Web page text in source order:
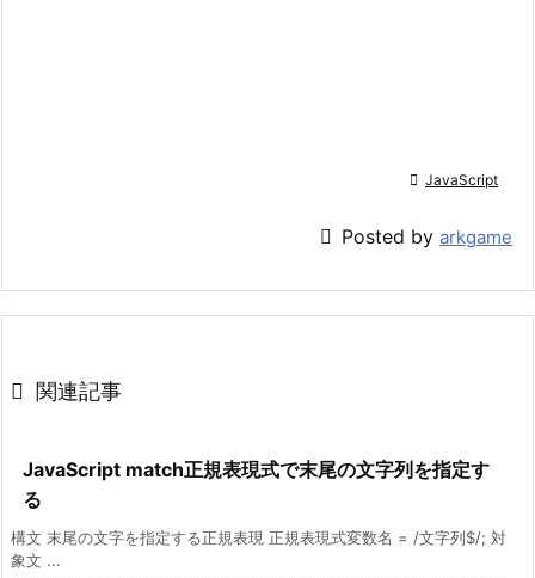
 JavaScript
 Posted by arkgame
 関連記事
JavaScript match正規表現式で末尾の文字列を指定す
る
構文 末尾の文字を指定する正規表現 正規表現式変数名 = /文字列$/; 対
象文 ...